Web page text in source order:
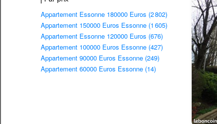
Appartement Essonne 180000 Euros (2 802)
Appartement 150000 Euros Essonne (1 605)
Appartement Essonne 120000 Euros (676)
Appartement 100000 Euros Essonne (427)
Appartement 90000 Euros Essonne (249)
Appartement 60000 Euros Essonne (14)